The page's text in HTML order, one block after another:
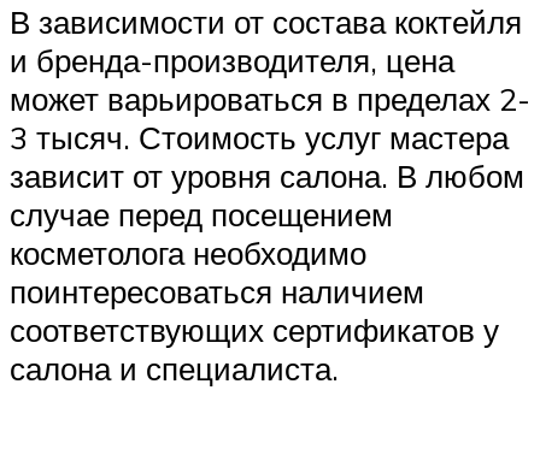
В зависимости от состава коктейля
и бренда-производителя, цена
может варьироваться в пределах 2-
3 тысяч. Стоимость услуг мастера
зависит от уровня салона. В любом
случае перед посещением
косметолога необходимо
поинтересоваться наличием
соответствующих сертификатов у
салона и специалиста.